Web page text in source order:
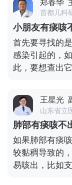
况，是有细菌
素等抗生素药
声的说话或唱
郑春华
首都儿科
小朋友有痰咳
首先要寻找的
感染引起的，
此，要想查出
对症治疗就能
儿童的年龄，
吐出来，但他
因此，他们应
痰液的排泄。
王星光
山东省立
肺部有痰咳不
如果肺部有痰
较黏稠导致的
易咳出，比如